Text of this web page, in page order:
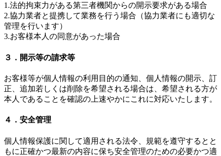
1.法的拘束力がある第三者機関からの開示要求がある場合
2.協力業者と提携して業務を行う場合（協力業者にも適切な
管理を行います）
3.お客様本人の同意があった場合
３．開示等の請求等
お客様等が個人情報の利用目的の通知、個人情報の開示、訂
正、追加若しくは削除を希望される場合は、希望される方が
本人であることを確認の上速やかにこれに対応いたします。
４．安全管理
個人情報保護に関して適用される法令、規範を遵守するとと
もに正確かつ最新の内容に保ち安全管理のための必要かつ適